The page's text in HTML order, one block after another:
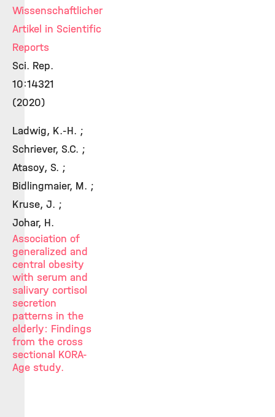
Wissenschaftlicher
Artikel in Scientific
Reports
Sci. Rep.
10:14321
(2020)
Ladwig, K.-H. ;
Schriever, S.C. ;
Atasoy, S. ;
Bidlingmaier, M. ;
Kruse, J. ;
Johar, H.
Association of
generalized and
central obesity
with serum and
salivary cortisol
secretion
patterns in the
elderly: Findings
from the cross
sectional KORA-
Age study.